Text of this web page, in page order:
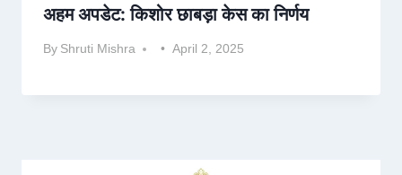
अहम अपडेट: किशोर छाबड़ा केस का निर्णय
By Shruti Mishra April 2, 2025